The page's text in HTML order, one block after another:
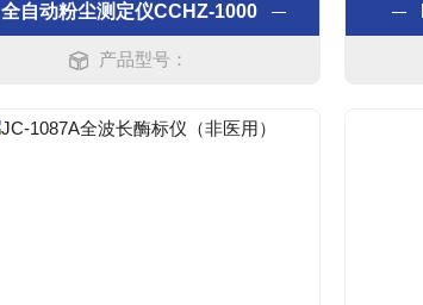
全自动粉尘测定仪CCHZ-1000
产品型号：